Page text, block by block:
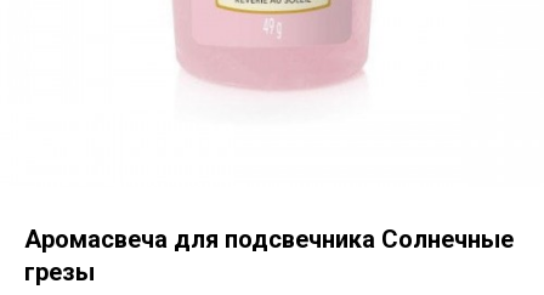
Аромасвеча для подсвечника Солнечные
грезы